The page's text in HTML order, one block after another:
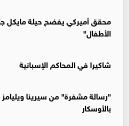
محقق أميركي يفضح حيلة مايكل
الأطفال"
شاكيرا في المحاكم الإسبانية
"رسالة مشفرة" من سيرينا
بالأوسكار